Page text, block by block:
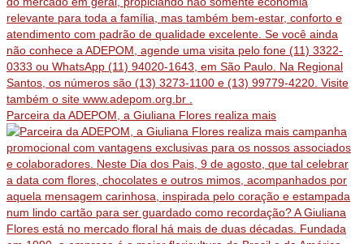
Parceira da ADEPOM, a Giuliana Flores realiza mais